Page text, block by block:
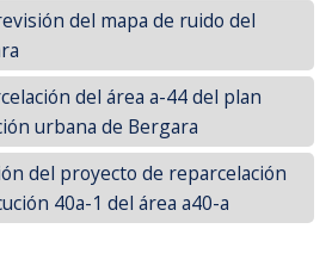
del mapa de ruido del
del área a-44 del plan
urbana de Bergara
del proyecto de reparcelación
40a-1 del área a40-a